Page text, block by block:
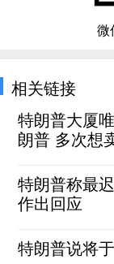
微
相关链接
特朗普大厦
朗普 多次想
特朗普称最
作出回应
特朗普说将